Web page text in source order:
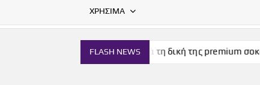
ΧΡΗΣΙΜΑ
FLASH NEWS
Η Μύκονος αποκτά τη δική της premium σοκολάτα